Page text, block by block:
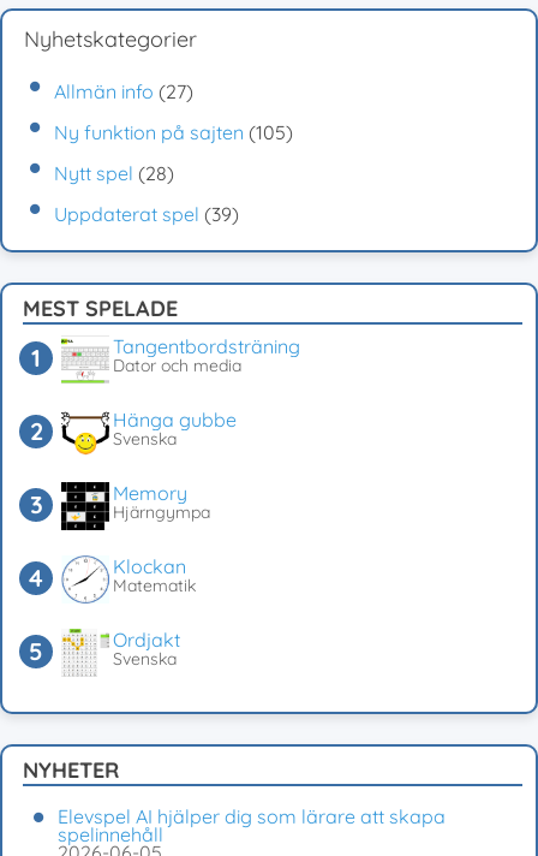
Nyhetskategorier
Allmän info (27)
Ny funktion på sajten (105)
Nytt spel (28)
Uppdaterat spel (39)
MEST SPELADE
Tangentbordsträning
Dator och media
Hänga gubbe
Svenska
Memory
Hjärngympa
Klockan
Matematik
Ordjakt
Svenska
NYHETER
Elevspel AI hjälper dig som lärare att skapa
spelinnehåll